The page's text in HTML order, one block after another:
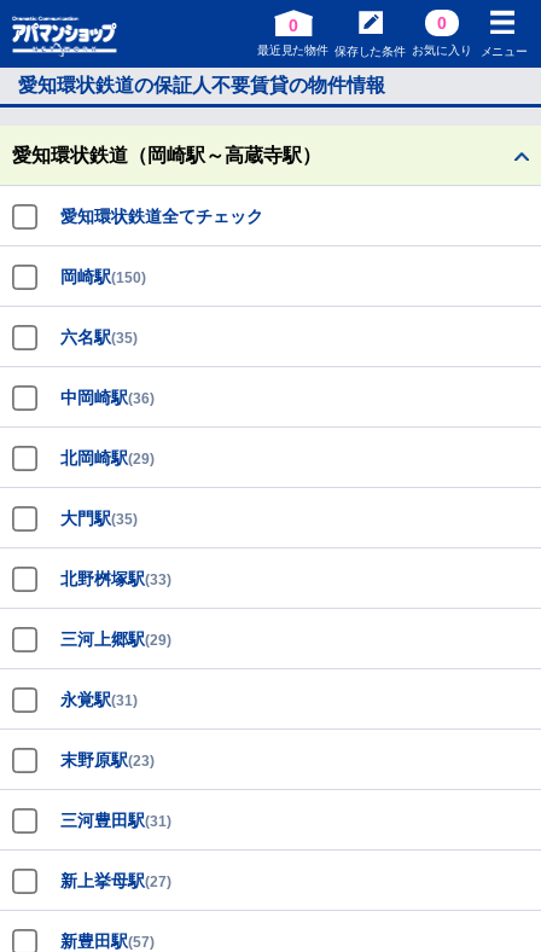
0
最近見た物件 保存した条件
0
お気に入り メニュー
愛知環状鉄道の保証人不要賃貸の物件情報
愛知環状鉄道（岡崎駅～高蔵寺駅）
愛知環状鉄道全てチェック
岡崎駅(150)
六名駅(35)
中岡崎駅(36)
北岡崎駅(29)
大門駅(35)
北野桝塚駅(33)
三河上郷駅(29)
永覚駅(31)
末野原駅(23)
三河豊田駅(31)
新上挙母駅(27)
新豊田駅(57)